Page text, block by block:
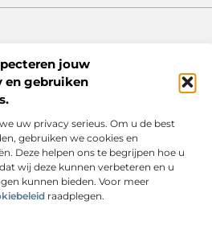
jouw
en gebruiken
uw privacy serieus. Om u de best
gebruiken we cookies en
Deze helpen ons te begrijpen hoe u
wij deze kunnen verbeteren en u
kunnen bieden. Voor meer
raadplegen.
Cookiebeleid (EU)